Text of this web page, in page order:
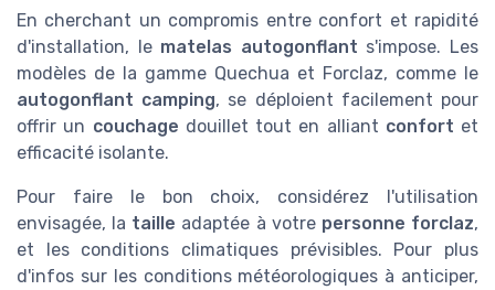
En cherchant un compromis entre confort et rapidité
d'installation, le matelas autogonflant s'impose. Les
modèles de la gamme Quechua et Forclaz, comme le
autogonflant camping, se déploient facilement pour
offrir un couchage douillet tout en alliant confort et
efficacité isolante.
Pour faire le bon choix, considérez l'utilisation
envisagée, la taille adaptée à votre personne forclaz,
et les conditions climatiques prévisibles. Pour plus
d'infos sur les conditions météorologiques à anticiper,